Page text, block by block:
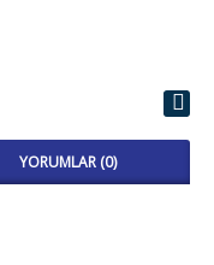
YORUMLAR (0)